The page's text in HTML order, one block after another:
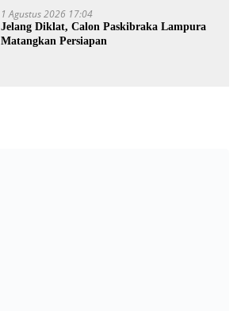
1 Agustus 2026 17:04
Jelang Diklat, Calon Paskibraka Lampura
Matangkan Persiapan